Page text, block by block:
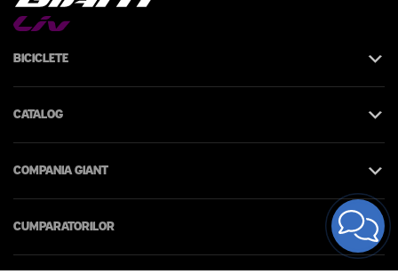
Biciclete
Catalog
Compania Giant
Cumparatorilor